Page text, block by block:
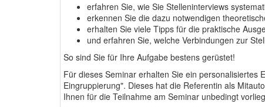
erfahren Sie, wie Sie Stelleninterviews
erkennen Sie die dazu notwendigen
erhalten Sie viele Tipps für die praktische
und erfahren Sie, welche Verbindungen zur
So sind Sie für Ihre Aufgabe bestens gerüstet!
Für dieses Seminar erhalten Sie ein personalisiertes
Eingruppierung". Dieses hat die Referentin als
Ihnen für die Teilnahme am Seminar unbedingt